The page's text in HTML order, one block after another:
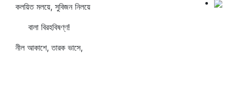
কলয়িত মলয়ে, সুবিজন নিলয়ে
বালা বিরহবিষণ্ণ!
নীল আকাশে, তারক ভাসে,